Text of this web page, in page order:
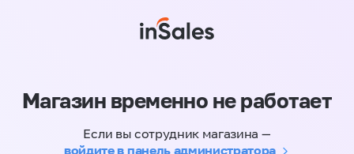
Магазин временно не работает
Если вы сотрудник магазина —
войдите в панель администратора